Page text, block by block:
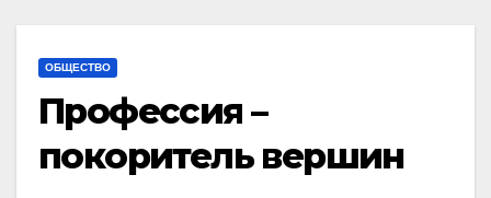
ОБЩЕСТВО
Профессия –
покоритель вершин